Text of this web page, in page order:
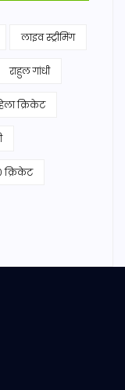
लाइव स्ट्रीमिंग
राहुल गांधी
क्रिकेट
क्रिकेट